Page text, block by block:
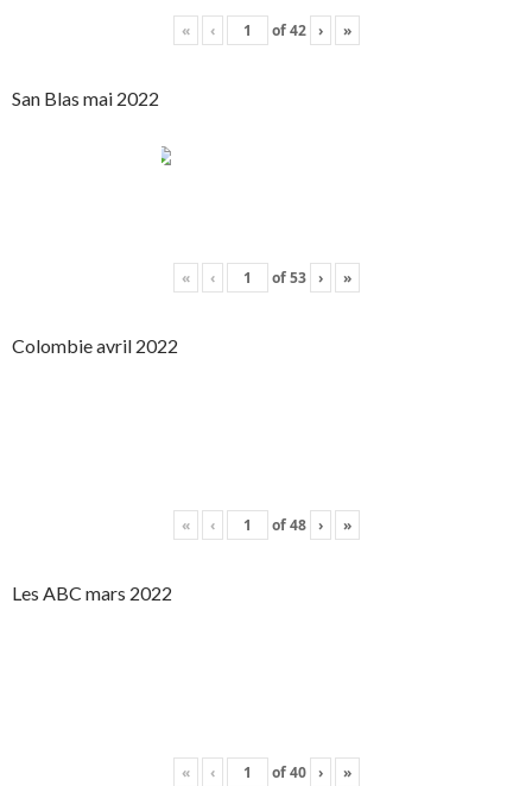
« ‹ of42 › »
San Blas mai 2022
« ‹ of53 › »
Colombie avril 2022
« ‹ of48 › »
Les ABC mars 2022
« ‹ of40 › »